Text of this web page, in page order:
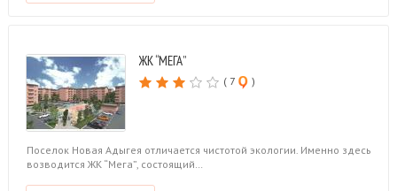
ЖК “МЕГА”
( 7 )
Поселок Новая Адыгея отличается чистотой экологии. Именно здесь
возводится ЖК “Мега”, состоящий…